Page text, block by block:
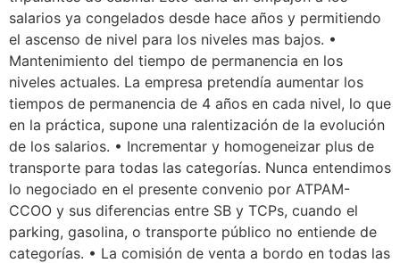
salarios ya congelados desde hace años y permitiendo
el ascenso de nivel para los niveles mas bajos. •
Mantenimiento del tiempo de permanencia en los
niveles actuales. La empresa pretendía aumentar los
tiempos de permanencia de 4 años en cada nivel, lo que
en la práctica, supone una ralentización de la evolución
de los salarios. • Incrementar y homogeneizar plus de
transporte para todas las categorías. Nunca entendimos
lo negociado en el presente convenio por ATPAM-
CCOO y sus diferencias entre SB y TCPs, cuando el
parking, gasolina, o transporte público no entiende de
categorías. • La comisión de venta a bordo en todas las